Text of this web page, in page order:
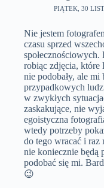
PIĄTEK, 30
Nie jestem
czasu sprzed
społecznościowych.
robiąc zdjęcia, które
nie podobały, ale
przypadkowych
w zwykłych
zaskakujące, nie
egoistyczna
wtedy potrzeby
do tego wracać i raz
nie koniecznie będą
podobać się mi.
😉